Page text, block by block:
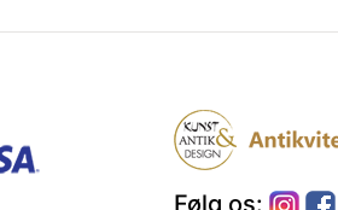
Følg os: